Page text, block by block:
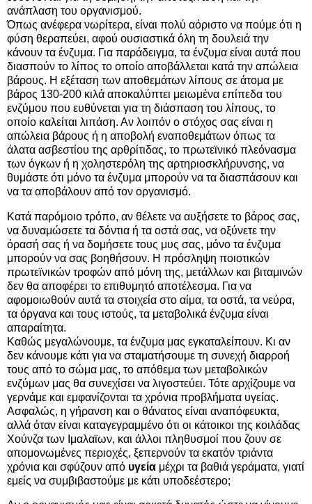
ανάπλαση του οργανισμού.
Όπως ανέφερα νωρίτερα, είναι πολύ αόριστο να πούμε ότι η
φύση θεραπεύει, αφού ουσιαστικά όλη τη δουλειά την
κάνουν τα ένζυμα. Για παράδειγμα, τα ένζυμα είναι αυτά που
διασπούν το λίπος το οποίο αποβάλλεται κατά την απώλεια
βάρους. Η εξέταση των αποθεμάτων λίπους σε άτομα με
βάρος 130-200 κιλά αποκαλύπτει μειωμένα επίπεδα του
ενζύμου που ευθύνεται για τη διάσπαση του λίπους, το
οποίο καλείται λιπάση. Αν λοιπόν ο στόχος σας είναι η
απώλεια βάρους ή η αποβολή εναποθεμάτων όπως τα
άλατα ασβεστίου της αρθρίτιδας, το πρωτεϊνικό πλεόνασμα
των όγκων ή η χοληστερόλη της αρτηριοσκλήρυνσης, να
θυμάστε ότι μόνο τα ένζυμα μπορούν να τα διασπάσουν και
να τα αποβάλουν από τον οργανισμό.
Κατά παρόμοιο τρόπο, αν θέλετε να αυξήσετε το βάρος σας,
να δυναμώσετε τα δόντια ή τα οστά σας, να οξύνετε την
όρασή σας ή να δομήσετε τους μυς σας, μόνο τα ένζυμα
μπορούν να σας βοηθήσουν. Η πρόσληψη ποιοτικών
πρωτεϊνικών τροφών από μόνη της, μετάλλων και βιταμινών
δεν θα αποφέρει το επιθυμητό αποτέλεσμα. Για να
αφομοιωθούν αυτά τα στοιχεία στο αίμα, τα οστά, τα νεύρα,
τα όργανα και τους ιστούς, τα μεταβολικά ένζυμα είναι
απαραίτητα.
Καθώς μεγαλώνουμε, τα ένζυμα μας εγκαταλείπουν. Κι αν
δεν κάνουμε κάτι για να σταματήσουμε τη συνεχή διαρροή
τους από το σώμα μας, το απόθεμα των μεταβολικών
ενζύμων μας θα συνεχίσει να λιγοστεύει. Τότε αρχίζουμε να
γερνάμε και εμφανίζονται τα χρόνια προβλήματα υγείας.
Ασφαλώς, η γήρανση και ο θάνατος είναι αναπόφευκτα,
αλλά όταν είναι καταγεγραμμένο ότι οι κάτοικοι της κοιλάδας
Χούνζα των Ιμαλαϊων, και άλλοι πληθυσμοί που ζουν σε
απομονωμένες περιοχές, ξεπερνούν τα εκατόν τριάντα
χρόνια και σφύζουν από υγεία μέχρι τα βαθιά γεράματα, γιατί
εμείς να συμβιβαστούμε με κάτι υποδεέστερο;